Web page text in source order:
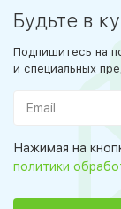
Будьте в
Подпишитесь на
и специальных
Нажимая на
политики